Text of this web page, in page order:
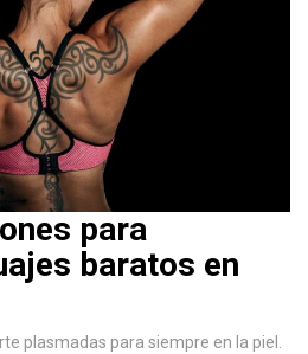
para
baratos en
plasmadas para siempre en la piel.